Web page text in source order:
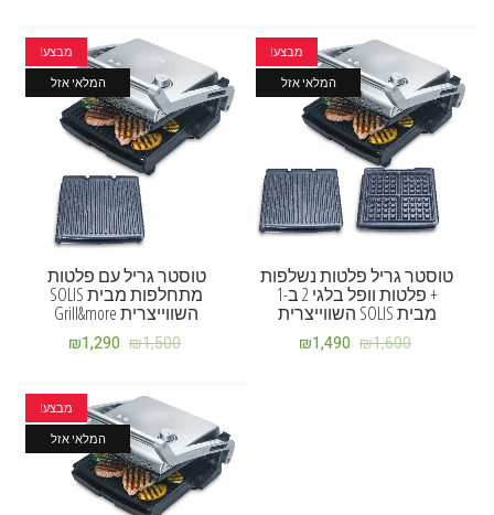
מבצע!
המלאי אזל
טוסטר גריל עם פלטות
מתחלפות מבית SOLIS
השווייצרית Grill&more
₪1,500
₪1,290
מבצע!
המלאי אזל
טוסטר גריל פלטות נשלפות
+ פלטות וופל בלגי 2 ב-1
מבית SOLIS השווייצרית
₪1,600
₪1,490
מבצע!
המלאי אזל